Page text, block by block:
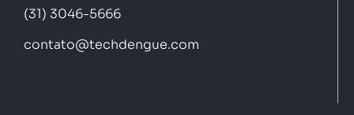
(31) 3046-5666
contato@techdengue.com